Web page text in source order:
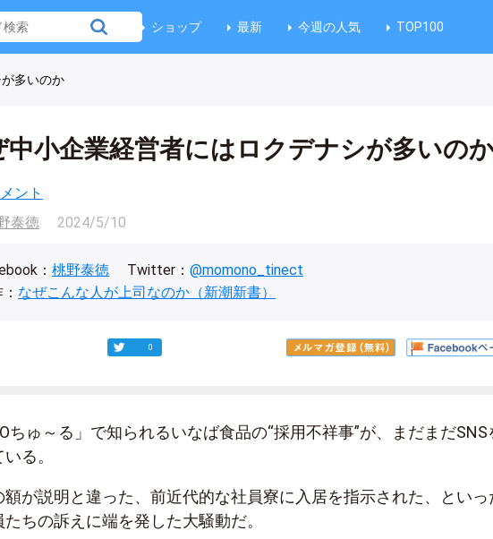
ショップ 最新 今週の人気 TOP100
多いのか
中小企業経営者にはロクデナシが多いの
ント
泰徳
2024/5/10
： 桃野泰徳 Twitter： @momono_tinect
なぜこんな人が上司なのか（新潮新書）
0
ちゅ～る」で知られるいなば食品の“採用不祥事”が、まだまだSNS
る。
額が説明と違った、前近代的な社員寮に入居を指示された、といっ
ちの訴えに端を発した大騒動だ。